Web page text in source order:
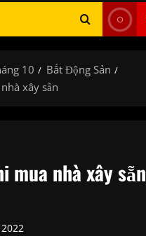
10
Bất Động Sản
xây sẵn
mua nhà xây sẵn